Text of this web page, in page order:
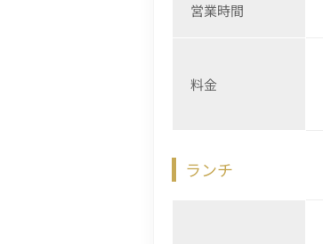
営業時間
料金
ランチ